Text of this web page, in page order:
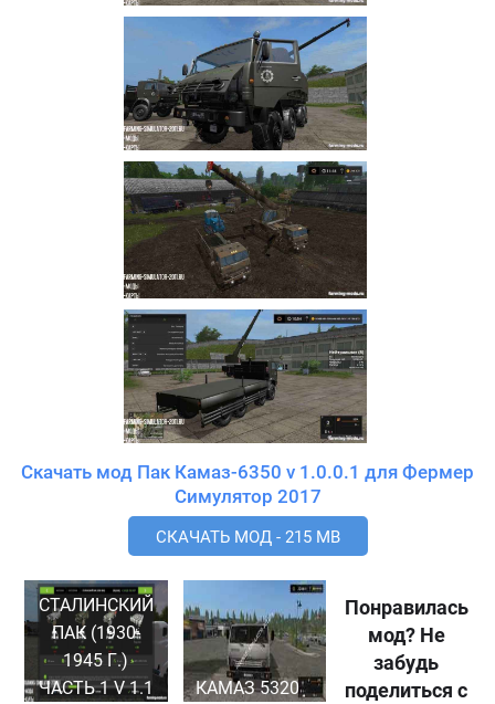
Скачать мод Пак Камаз-6350 v 1.0.0.1 для Фермер
Симулятор 2017
СКАЧАТЬ МОД - 215 MB
СТАЛИНСКИЙ
ПАК (1930-
1945 Г.)
ЧАСТЬ 1 V 1.1
КАМАЗ 5320
Понравилась
мод? Не
забудь
поделиться с